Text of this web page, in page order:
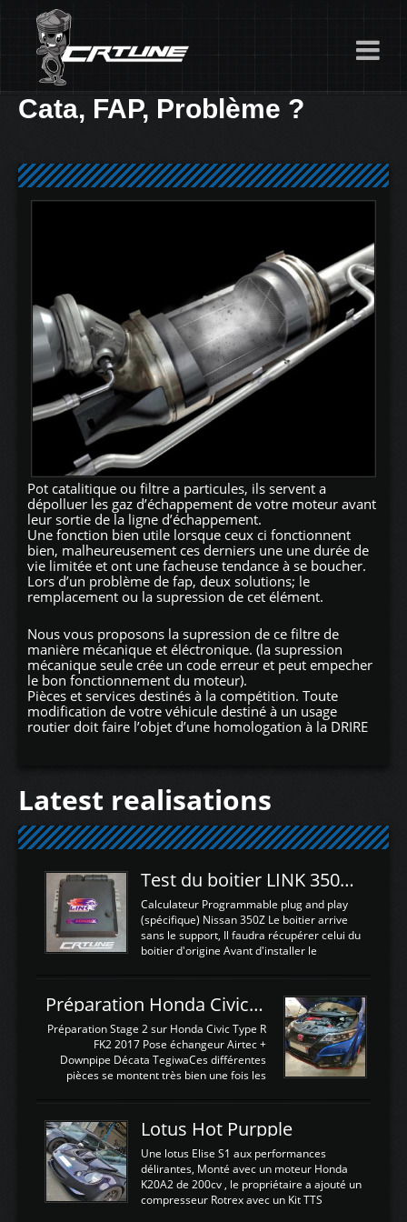
Cata, FAP, Problème ?
Pot catalitique ou filtre a particules, ils servent a
dépolluer les gaz d’échappement de votre moteur avant
leur sortie de la ligne d’échappement.
Une fonction bien utile lorsque ceux ci fonctionnent
bien, malheureusement ces derniers une une durée de
vie limitée et ont une facheuse tendance à se boucher.
Lors d’un problème de fap, deux solutions; le
remplacement ou la supression de cet élément.
Nous vous proposons la supression de ce filtre de
manière mécanique et éléctronique. (la supression
mécanique seule crée un code erreur et peut empecher
le bon fonctionnement du moteur).
Pièces et services destinés à la compétition. Toute
modification de votre véhicule destiné à un usage
routier doit faire l’objet d’une homologation à la DRIRE
Latest realisations
Test du boitier LINK 350Z Plugin ECU
Calculateur Programmable plug and play
(spécifique) Nissan 350Z Le boitier arrive
sans le support, Il faudra récupérer celui du
boitier d'origine Avant d'installer le
d'envoyer l'information de la large bande
dans le boitier. sydney sweeney deepfake
La sortie 0-5V de l'afr sera connectée sur
l'entrée AN Volt 8 et GndAN pour
Analogique, et Volt car l'information est une
tension (Pas une résistance variable d'un
est temps de brancher le ...
Préparation Honda Civic Type R FK2
Préparation Stage 2 sur Honda Civic Type R
FK2 2017 Pose échangeur Airtec +
Downpipe Décata TegiwaCes différentes
pièces se montent très bien une fois les
légere découpe du plastique inferieur,
negénant en rien la structure ou le
fonctionnement du fond plat. Une
reprogrammation Stage 2 est faite sur le
calculateur d'origine. Une alternative
économique au passage sur Hondata
Lotus Hot Purpple
Une lotus Elise S1 aux performances
délirantes, Monté avec un moteur Honda
K20A2 de 200cv , le propriétaire a ajouté un
compresseur Rotrex avec un Kit TTS